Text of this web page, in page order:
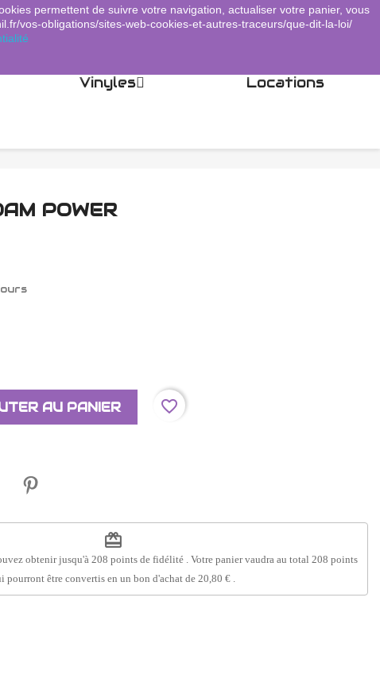
 Connexion shopping_cart Panier (0)
Vinyles Locations
POWER
AU PANIER favorite_border
redeem
obtenir jusqu'à 208 points de fidélité. Votre panier vaudra au total 208 points
pourront être convertis en un bon d'achat de 20,80 €
permettent de suivre votre navigation, actualiser votre panier, vous
vos-obligations/sites-web-cookies-et-autres-traceurs/que-dit-la-loi/